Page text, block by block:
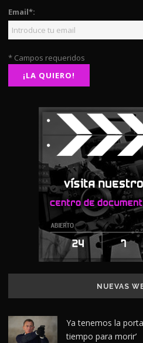
Email*:
* Campos requeridos
NUEVAS
Ya tenemos la
tiempo para morir’